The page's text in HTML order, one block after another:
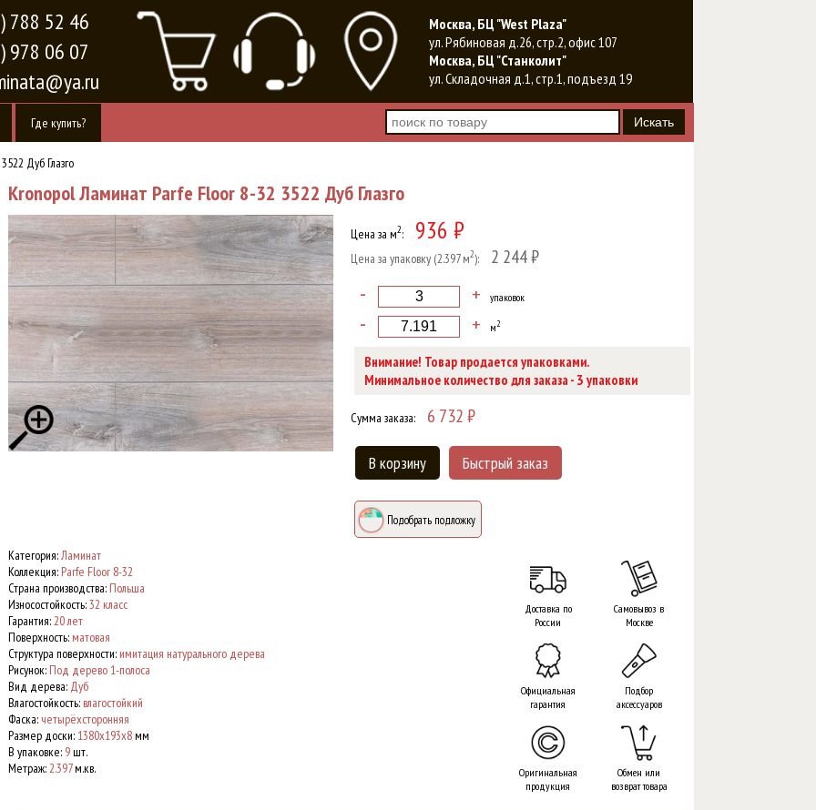
788 52 46
978 06 07
Москва, БЦ "West Plaza"
ул. Рябиновая д.26, стр.2, офис 107
Москва, БЦ "Станколит"
ул. Складочная д.1, стр.1, подъезд 19
Где купить?
Дуб Глазго
Kronopol Ламинат Parfe Floor 8-32 3522 Дуб Глазго
Цена за м2: 936 ₽
Цена за упаковку (2.397 м2): 2 244 ₽
- + упаковок
- + м2
Внимание! Товар продается упаковками.
Минимальное количество для заказа - 3 упаковки
Сумма заказа: 6 732₽
В корзину Быстрый заказ
Подобрать подложку
Категория:Ламинат
Коллекция: Parfe Floor 8-32
Страна производства: Польша
Износостойкость:32 класс
Гарантия:20 лет
Поверхность: матовая
Структура поверхности: имитация натурального дерева
Рисунок: Под дерево 1-полоса
Вид дерева: Дуб
Влагостойкость: влагостойкий
Фаска: четырёхсторонняя
Размер доски: 1380x193x8мм
В упаковке: 9шт.
Метраж:2.397м.кв.
Самовывоз в
Москве
Подбор
аксессуаров
Обмен или
возврат товара
Доставка по
России
Официальная
гарантия
Оригинальная
продукция